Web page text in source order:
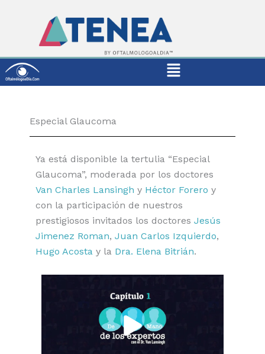
Main
Menu
Especial Glaucoma
Ya está disponible la tertulia “Especial
Glaucoma”, moderada por los doctores
Van Charles Lansingh y Héctor Forero y
con la participación de nuestros
prestigiosos invitados los doctores Jesús
Jimenez Roman, Juan Carlos Izquierdo,
Hugo Acosta y la Dra. Elena Bitrián.